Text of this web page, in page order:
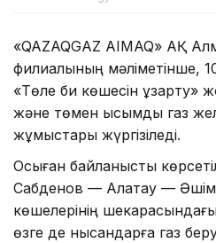
«QAZAQGAZ AIMAQ» АҚ
филиалының мәліметінше,
«Төле би көшесін ұзарту»
және төмен қысымды газ
жұмыстары жүргізіледі.
Осыған байланысты
Сабденов — Алатау —
көшелерінің
өзге де нысандарға газ